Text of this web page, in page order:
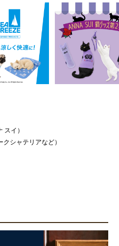
スイ）
クシャテリアなど）